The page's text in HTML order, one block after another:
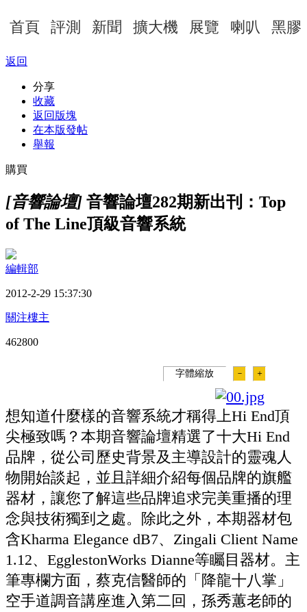
首頁 評測 新聞 擴大機 展覽 喇叭 黑膠
返回
分享
收藏
返回版塊
在本版發帖
舉報
購買
[音響論壇] 音響論壇282期新出刊：Top
of The Line頂級音響系統
編輯部
2012-2-29 15:37:30
關注樓主
462800
字體縮放 － ＋
想知道什麼樣的音響系統才稱得上Hi End頂
尖極致嗎？本期音響論壇精選了十大Hi End
品牌，從公司歷史背景及主導設計的靈魂人
物開始談起，並且詳細介紹每個品牌的旗艦
器材，讓您了解這些品牌追求完美重播的理
念與技術獨到之處。除此之外，本期器材包
含Kharma Elegance dB7、Zingali Client Name
1.12、EgglestonWorks Dianne等矚目器材。主
筆專欄方面，蔡克信醫師的「降龍十八掌」
空手道調音講座進入第二回，孫秀蕙老師的